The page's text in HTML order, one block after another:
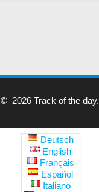
© 2026 Track of the day.
Deutsch
English
Français
Español
Italiano